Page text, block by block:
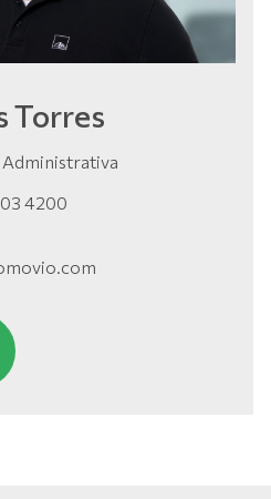
Torres
4200